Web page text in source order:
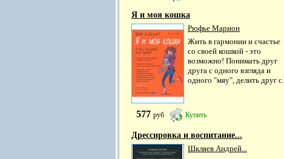
Я и моя кошка
Рюфье Марион
Жить в гармонии и счастье
со своей кошкой - это
возможно! Понимать друг
друга с одного взгляда и
одного "мяу", делить друг с...
577 руб Купить
Дрессировка и воспитание...
Шкляев Андрей...